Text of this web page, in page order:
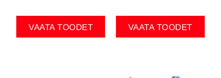
VAATA TOODET VAATA TOODET